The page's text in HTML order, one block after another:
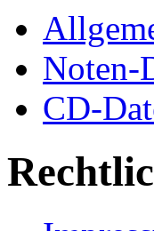
Noten-
CD-